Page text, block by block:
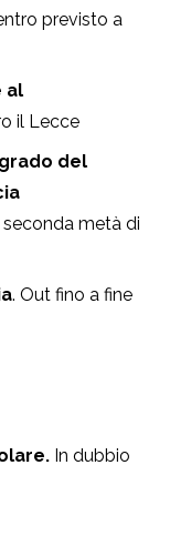
previsto a
al
il Lecce
grado del
metà di
. Out fino a fine
In dubbio